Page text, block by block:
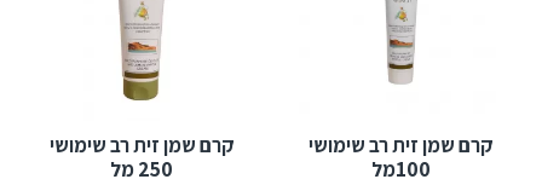
קרם שמן זית רב שימושי
100מל
קרם שמן זית רב שימושי
250 מל